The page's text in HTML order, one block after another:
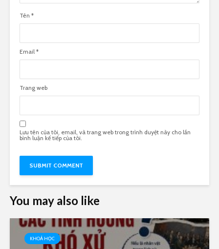
Tên *
Email *
Trang web
Lưu tên của tôi, email, và trang web trong trình duyệt này cho lần
bình luận kế tiếp của tôi.
You may also like
KHOÁ HỌC